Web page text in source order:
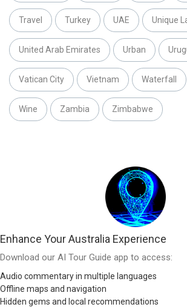
Travel Turkey UAE Unique
United Arab Emirates Urban
Vatican City Vietnam Waterfall
Wine Zambia Zimbabwe
Enhance Your Australia Experience
Download our AI Tour Guide app to access:
Audio commentary in multiple languages
Offline maps and navigation
Hidden gems and local recommendations